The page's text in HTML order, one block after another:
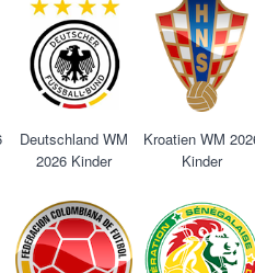
Deutschland WM
2026 Kinder
Kroatien WM
Kinder